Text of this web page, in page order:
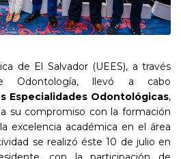
de El Salvador (UEES), a través
Odontología, llevó a cabo
Especialidades Odontológicas,
su compromiso con la formación
excelencia académica en el área
se realizó éste 10 de julio en